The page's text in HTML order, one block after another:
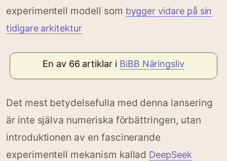
experimentell modell som bygger vidare på sin
tidigare arkitektur
En av 66 artiklar i BiBB Näringsliv
Det mest betydelsefulla med denna lansering
är inte själva numeriska förbättringen, utan
introduktionen av en fascinerande
experimentell mekanism kallad DeepSeek